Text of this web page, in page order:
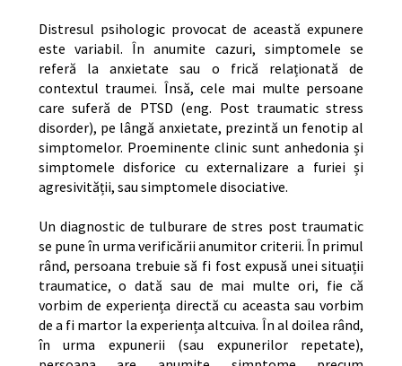
Distresul psihologic provocat de această expunere
este variabil. În anumite cazuri, simptomele se
referă la anxietate sau o frică relaționată de
contextul traumei. Însă, cele mai multe persoane
care suferă de PTSD (eng. Post traumatic stress
disorder), pe lângă anxietate, prezintă un fenotip al
simptomelor. Proeminente clinic sunt anhedonia și
simptomele disforice cu externalizare a furiei și
agresivității, sau simptomele disociative.
Un diagnostic de tulburare de stres post traumatic
se pune în urma verificării anumitor criterii. În primul
rând, persoana trebuie să fi fost expusă unei situații
traumatice, o dată sau de mai multe ori, fie că
vorbim de experiența directă cu aceasta sau vorbim
de a fi martor la experiența altcuiva. În al doilea rând,
în urma expunerii (sau expunerilor repetate),